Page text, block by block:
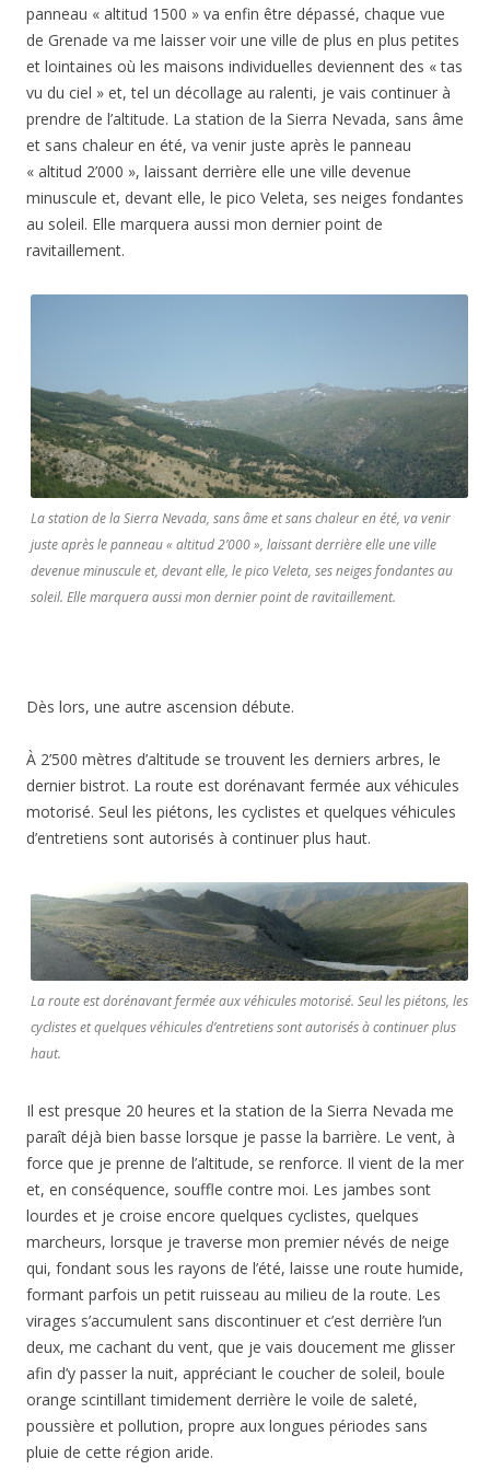
panneau « altitud 1500 » va enfin être dépassé, chaque vue
de Grenade va me laisser voir une ville de plus en plus petites
et lointaines où les maisons individuelles deviennent des « tas
vu du ciel » et, tel un décollage au ralenti, je vais continuer à
prendre de l’altitude. La station de la Sierra Nevada, sans âme
et sans chaleur en été, va venir juste après le panneau
« altitud 2’000 », laissant derrière elle une ville devenue
minuscule et, devant elle, le pico Veleta, ses neiges fondantes
au soleil. Elle marquera aussi mon dernier point de
ravitaillement.
La station de la Sierra Nevada, sans âme et sans chaleur en été, va venir
juste après le panneau « altitud 2’000 », laissant derrière elle une ville
devenue minuscule et, devant elle, le pico Veleta, ses neiges fondantes au
soleil. Elle marquera aussi mon dernier point de ravitaillement.
Dès lors, une autre ascension débute.
À 2’500 mètres d’altitude se trouvent les derniers arbres, le
dernier bistrot. La route est dorénavant fermée aux véhicules
motorisé. Seul les piétons, les cyclistes et quelques véhicules
d’entretiens sont autorisés à continuer plus haut.
La route est dorénavant fermée aux véhicules motorisé. Seul les piétons, les
cyclistes et quelques véhicules d’entretiens sont autorisés à continuer plus
haut.
Il est presque 20 heures et la station de la Sierra Nevada me
paraît déjà bien basse lorsque je passe la barrière. Le vent, à
force que je prenne de l’altitude, se renforce. Il vient de la mer
et, en conséquence, souffle contre moi. Les jambes sont
lourdes et je croise encore quelques cyclistes, quelques
marcheurs, lorsque je traverse mon premier névés de neige
qui, fondant sous les rayons de l’été, laisse une route humide,
formant parfois un petit ruisseau au milieu de la route. Les
virages s’accumulent sans discontinuer et c’est derrière l’un
deux, me cachant du vent, que je vais doucement me glisser
afin d’y passer la nuit, appréciant le coucher de soleil, boule
orange scintillant timidement derrière le voile de saleté,
poussière et pollution, propre aux longues périodes sans
pluie de cette région aride.